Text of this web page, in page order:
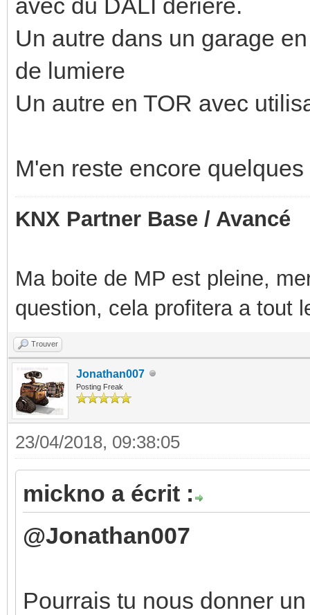
avec du DALI deriere.
Un autre dans un garage
de lumiere
Un autre en TOR avec
M'en reste encore
KNX Partner Base / Avancé
Ma boite de MP est pleine,
question, cela profitera a tout
Trouver
Jonathan007
Posting Freak
23/04/2018, 09:38:05
mickno a écrit :
@Jonathan007
Pourrais tu nous donner